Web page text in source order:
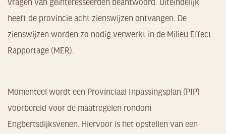
heeft de provincie acht zienswijzen ontvangen. De
zienswijzen worden zo nodig verwerkt in de Milieu Effect
Rapportage (MER).
Momenteel wordt een Provinciaal Inpassingsplan (PIP)
voorbereid voor de maatregelen rondom
Engbertsdijksvenen. Hiervoor is het opstellen van een